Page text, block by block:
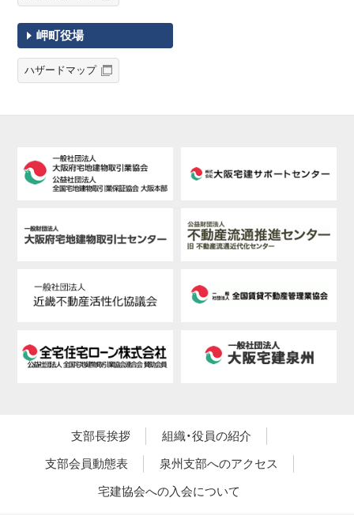
岬町役場
ハザードマップ
支部長挨拶
組織・役員の紹介
支部会員動態表
泉州支部へのアクセス
宅建協会への入会について